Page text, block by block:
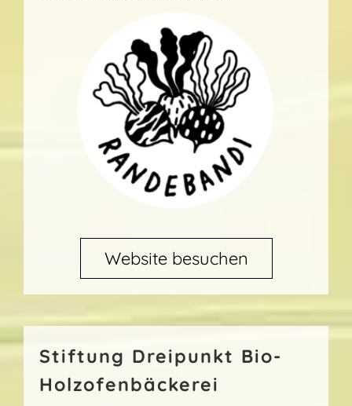
Website besuchen
Stiftung Dreipunkt Bio-
Holzofenbäckerei